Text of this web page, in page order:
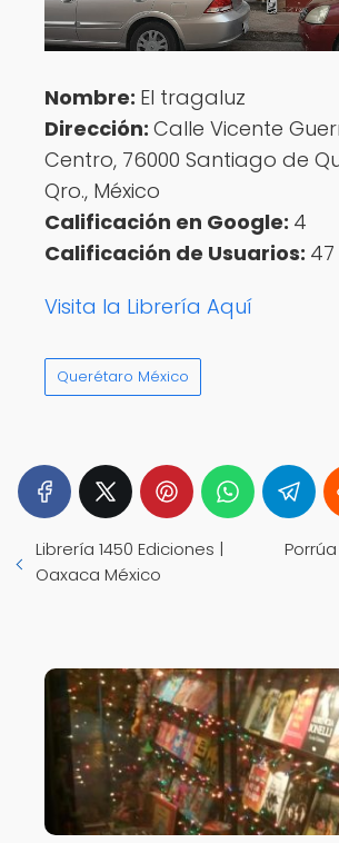
Nombre: El tragaluz
Dirección: Calle Vicente
Centro, 76000 Santiago de
Qro., México
Calificación en Google: 4
Calificación de Usuarios: 47
Visita la Librería Aquí
Querétaro México
Librería 1450 Ediciones |
Oaxaca México